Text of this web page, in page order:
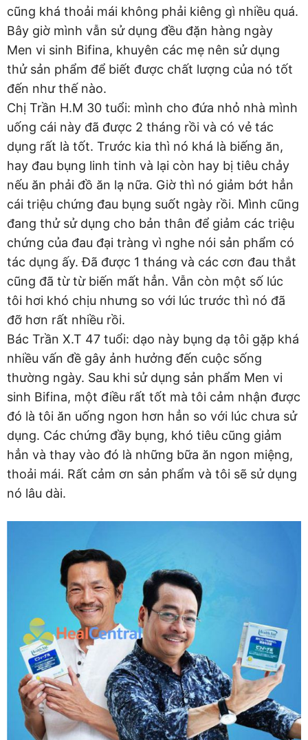
cũng khá thoải mái không phải kiêng gì nhiều quá.
Bây giờ mình vẫn sử dụng đều đặn hàng ngày
Men vi sinh Bifina, khuyên các mẹ nên sử dụng
thử sản phẩm để biết được chất lượng của nó tốt
đến như thế nào.
Chị Trần H.M 30 tuổi: mình cho đứa nhỏ nhà mình
uống cái này đã được 2 tháng rồi và có vẻ tác
dụng rất là tốt. Trước kia thì nó khá là biếng ăn,
hay đau bụng linh tinh và lại còn hay bị tiêu chảy
nếu ăn phải đồ ăn lạ nữa. Giờ thì nó giảm bớt hẳn
cái triệu chứng đau bụng suốt ngày rồi. Mình cũng
đang thử sử dụng cho bản thân để giảm các triệu
chứng của đau đại tràng vì nghe nói sản phẩm có
tác dụng ấy. Đã được 1 tháng và các cơn đau thắt
cũng đã từ từ biến mất hẳn. Vẫn còn một số lúc
tôi hơi khó chịu nhưng so với lúc trước thì nó đã
đỡ hơn rất nhiều rồi.
Bác Trần X.T 47 tuổi: dạo này bụng dạ tôi gặp khá
nhiều vấn đề gây ảnh hưởng đến cuộc sống
thường ngày. Sau khi sử dụng sản phẩm Men vi
sinh Bifina, một điều rất tốt mà tôi cảm nhận được
đó là tôi ăn uống ngon hơn hẳn so với lúc chưa sử
dụng. Các chứng đầy bụng, khó tiêu cũng giảm
hẳn và thay vào đó là những bữa ăn ngon miệng,
thoải mái. Rất cảm ơn sản phẩm và tôi sẽ sử dụng
nó lâu dài.